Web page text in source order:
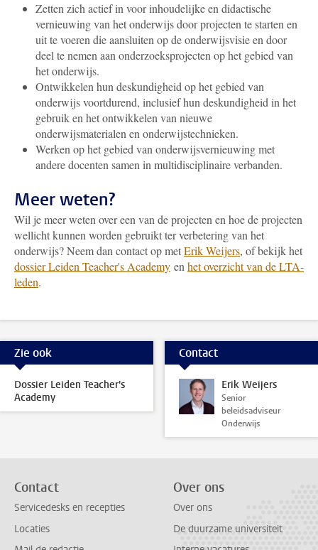
Zetten zich actief in voor inhoudelijke en didactische
vernieuwing van het onderwijs door projecten te starten en
uit te voeren die aansluiten op de onderwijsvisie en door
deel te nemen aan onderzoeksprojecten op het gebied van
het onderwijs.
Ontwikkelen hun deskundigheid op het gebied van
onderwijs voortdurend, inclusief hun deskundigheid in het
gebruik en het ontwikkelen van nieuwe
onderwijsmaterialen en onderwijstechnieken.
Werken op het gebied van onderwijsvernieuwing met
andere docenten samen in multidisciplinaire verbanden.
Meer weten?
Wil je meer weten over een van de projecten en hoe de projecten
wellicht kunnen worden gebruikt ter verbetering van het
onderwijs? Neem dan contact op metErik Weijers, of bekijk het
dossier Leiden Teacher's Academy en het overzicht van de LTA-
leden.
Zie ook
Dossier Leiden Teacher's
Academy
Contact
Erik Weijers
Senior
beleidsadviseur
Onderwijs
Contact
Servicedesks en recepties
Locaties
Over ons
Over ons
De duurzame universiteit